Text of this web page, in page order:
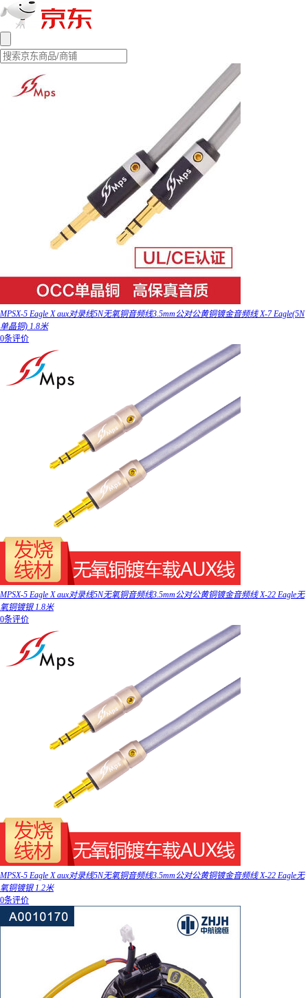
MPSX-5 Eagle X aux对录线5N无氧铜音频线3.5mm公对公黄铜镀金音频线 X-7 Eagle(5N
单晶铜) 1.8米
0条评价
MPSX-5 Eagle X aux对录线5N无氧铜音频线3.5mm公对公黄铜镀金音频线 X-22 Eagle无
氧铜镀银 1.8米
0条评价
MPSX-5 Eagle X aux对录线5N无氧铜音频线3.5mm公对公黄铜镀金音频线 X-22 Eagle无
氧铜镀银 1.2米
0条评价